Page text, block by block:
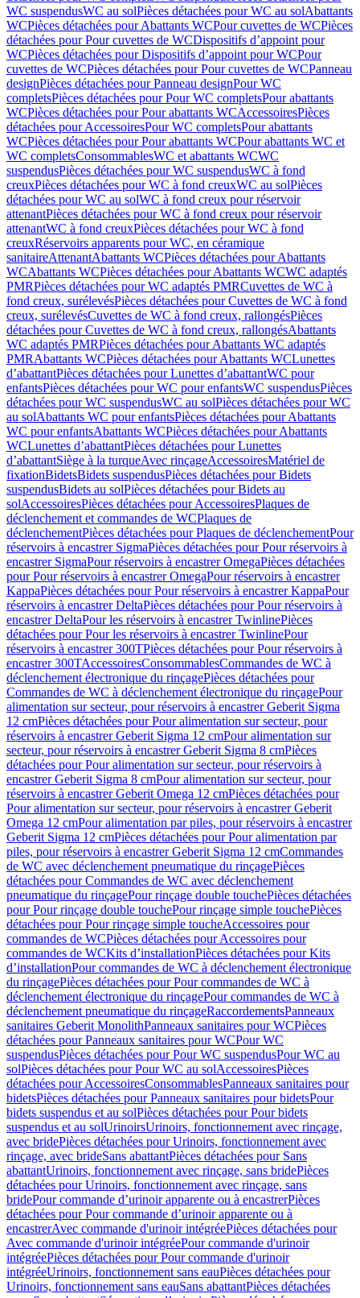
WC suspendusWC au solPièces détachées pour WC au solAbattants
WCPièces détachées pour Abattants WCPour cuvettes de WCPièces
détachées pour Pour cuvettes de WCDispositifs d’appoint pour
WCPièces détachées pour Dispositifs d’appoint pour WCPour
cuvettes de WCPièces détachées pour Pour cuvettes de WCPanneau
designPièces détachées pour Panneau designPour WC
completsPièces détachées pour Pour WC completsPour abattants
WCPièces détachées pour Pour abattants WCAccessoiresPièces
détachées pour AccessoiresPour WC completsPour abattants
WCPièces détachées pour Pour abattants WCPour abattants WC et
WC completsConsommablesWC et abattants WCWC
suspendusPièces détachées pour WC suspendusWC à fond
creuxPièces détachées pour WC à fond creuxWC au solPièces
détachées pour WC au solWC à fond creux pour réservoir
attenantPièces détachées pour WC à fond creux pour réservoir
attenantWC à fond creuxPièces détachées pour WC à fond
creuxRéservoirs apparents pour WC, en céramique
sanitaireAttenantAbattants WCPièces détachées pour Abattants
WCAbattants WCPièces détachées pour Abattants WCWC adaptés
PMRPièces détachées pour WC adaptés PMRCuvettes de WC à
fond creux, surélevésPièces détachées pour Cuvettes de WC à fond
creux, surélevésCuvettes de WC à fond creux, rallongésPièces
détachées pour Cuvettes de WC à fond creux, rallongésAbattants
WC adaptés PMRPièces détachées pour Abattants WC adaptés
PMRAbattants WCPièces détachées pour Abattants WCLunettes
d’abattantPièces détachées pour Lunettes d’abattantWC pour
enfantsPièces détachées pour WC pour enfantsWC suspendusPièces
détachées pour WC suspendusWC au solPièces détachées pour WC
au solAbattants WC pour enfantsPièces détachées pour Abattants
WC pour enfantsAbattants WCPièces détachées pour Abattants
WCLunettes d’abattantPièces détachées pour Lunettes
d’abattantSiège à la turqueAvec rinçageAccessoiresMatériel de
fixationBidetsBidets suspendusPièces détachées pour Bidets
suspendusBidets au solPièces détachées pour Bidets au
solAccessoiresPièces détachées pour AccessoiresPlaques de
déclenchement et commandes de WCPlaques de
déclenchementPièces détachées pour Plaques de déclenchementPour
réservoirs à encastrer SigmaPièces détachées pour Pour réservoirs à
encastrer SigmaPour réservoirs à encastrer OmegaPièces détachées
pour Pour réservoirs à encastrer OmegaPour réservoirs à encastrer
KappaPièces détachées pour Pour réservoirs à encastrer KappaPour
réservoirs à encastrer DeltaPièces détachées pour Pour réservoirs à
encastrer DeltaPour les réservoirs à encastrer TwinlinePièces
détachées pour Pour les réservoirs à encastrer TwinlinePour
réservoirs à encastrer 300TPièces détachées pour Pour réservoirs à
encastrer 300TAccessoiresConsommablesCommandes de WC à
déclenchement électronique du rinçagePièces détachées pour
Commandes de WC à déclenchement électronique du rinçagePour
alimentation sur secteur, pour réservoirs à encastrer Geberit Sigma
12 cmPièces détachées pour Pour alimentation sur secteur, pour
réservoirs à encastrer Geberit Sigma 12 cmPour alimentation sur
secteur, pour réservoirs à encastrer Geberit Sigma 8 cmPièces
détachées pour Pour alimentation sur secteur, pour réservoirs à
encastrer Geberit Sigma 8 cmPour alimentation sur secteur, pour
réservoirs à encastrer Geberit Omega 12 cmPièces détachées pour
Pour alimentation sur secteur, pour réservoirs à encastrer Geberit
Omega 12 cmPour alimentation par piles, pour réservoirs à encastrer
Geberit Sigma 12 cmPièces détachées pour Pour alimentation par
piles, pour réservoirs à encastrer Geberit Sigma 12 cmCommandes
de WC avec déclenchement pneumatique du rinçagePièces
détachées pour Commandes de WC avec déclenchement
pneumatique du rinçagePour rinçage double touchePièces détachées
pour Pour rinçage double touchePour rinçage simple touchePièces
détachées pour Pour rinçage simple toucheAccessoires pour
commandes de WCPièces détachées pour Accessoires pour
commandes de WCKits d’installationPièces détachées pour Kits
d’installationPour commandes de WC à déclenchement électronique
du rinçagePièces détachées pour Pour commandes de WC à
déclenchement électronique du rinçagePour commandes de WC à
déclenchement pneumatique du rinçageRaccordementsPanneaux
sanitaires Geberit MonolithPanneaux sanitaires pour WCPièces
détachées pour Panneaux sanitaires pour WCPour WC
suspendusPièces détachées pour Pour WC suspendusPour WC au
solPièces détachées pour Pour WC au solAccessoiresPièces
détachées pour AccessoiresConsommablesPanneaux sanitaires pour
bidetsPièces détachées pour Panneaux sanitaires pour bidetsPour
bidets suspendus et au solPièces détachées pour Pour bidets
suspendus et au solUrinoirsUrinoirs, fonctionnement avec rinçage,
avec bridePièces détachées pour Urinoirs, fonctionnement avec
rinçage, avec brideSans abattantPièces détachées pour Sans
abattantUrinoirs, fonctionnement avec rinçage, sans bridePièces
détachées pour Urinoirs, fonctionnement avec rinçage, sans
bridePour commande d’urinoir apparente ou à encastrerPièces
détachées pour Pour commande d’urinoir apparente ou à
encastrerAvec commande d'urinoir intégréePièces détachées pour
Avec commande d'urinoir intégréePour commande d'urinoir
intégréePièces détachées pour Pour commande d'urinoir
intégréeUrinoirs, fonctionnement sans eauPièces détachées pour
Urinoirs, fonctionnement sans eauSans abattantPièces détachées